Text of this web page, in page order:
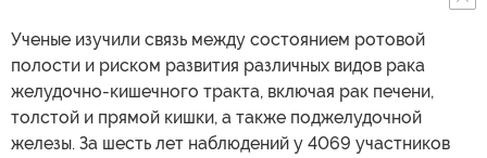
Ученые изучили связь между состоянием ротовой
полости и риском развития различных видов рака
желудочно-кишечного тракта, включая рак печени,
толстой и прямой кишки, а также поджелудочной
железы. За шесть лет наблюдений у 4069 участников